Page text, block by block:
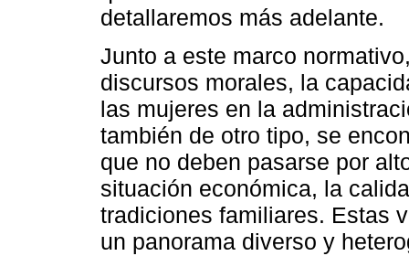
detallaremos más adelante.
Junto a este marco
discursos morales, la
las mujeres en la
también de otro tipo, se
que no deben pasarse por
situación económica, la
tradiciones familiares. Estas
un panorama diverso y